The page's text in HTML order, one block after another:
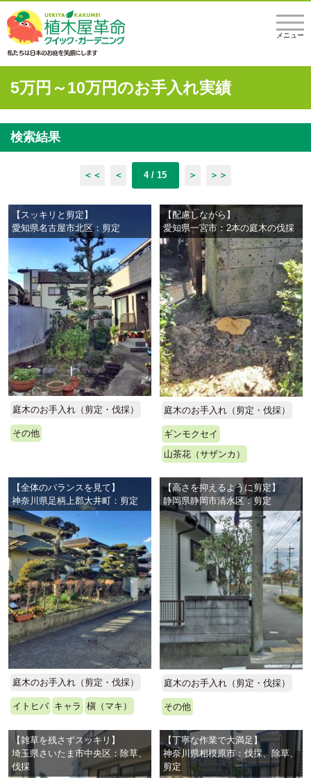
メニュー
5万円～10万円のお手入れ実績
検索結果
＜＜ ＜ 4 / 15 ＞ ＞＞
【スッキリと剪定】
愛知県名古屋市北区：剪定
庭木のお手入れ（剪定・伐採）
その他
【配慮しながら】
愛知県一宮市：2本の庭木の伐採
庭木のお手入れ（剪定・伐採）
ギンモクセイ
山茶花（サザンカ）
【全体のバランスを見て】
神奈川県足柄上郡大井町：剪定
庭木のお手入れ（剪定・伐採）
イトヒバ キャラ 槇（マキ）
【高さを抑えるように剪定】
静岡県静岡市清水区：剪定
庭木のお手入れ（剪定・伐採）
その他
【雑草を残さずスッキリ】
埼玉県さいたま市中央区：除草、
伐採
【丁寧な作業で大満足】
神奈川県相模原市：伐採、除草、
剪定